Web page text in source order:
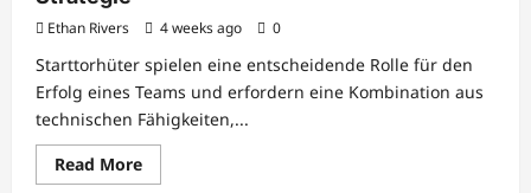
Ethan Rivers 4 weeks ago 0
Starttorhüter spielen eine entscheidende Rolle für den
Erfolg eines Teams und erfordern eine Kombination aus
technischen Fähigkeiten,...
Read MoreRead
more